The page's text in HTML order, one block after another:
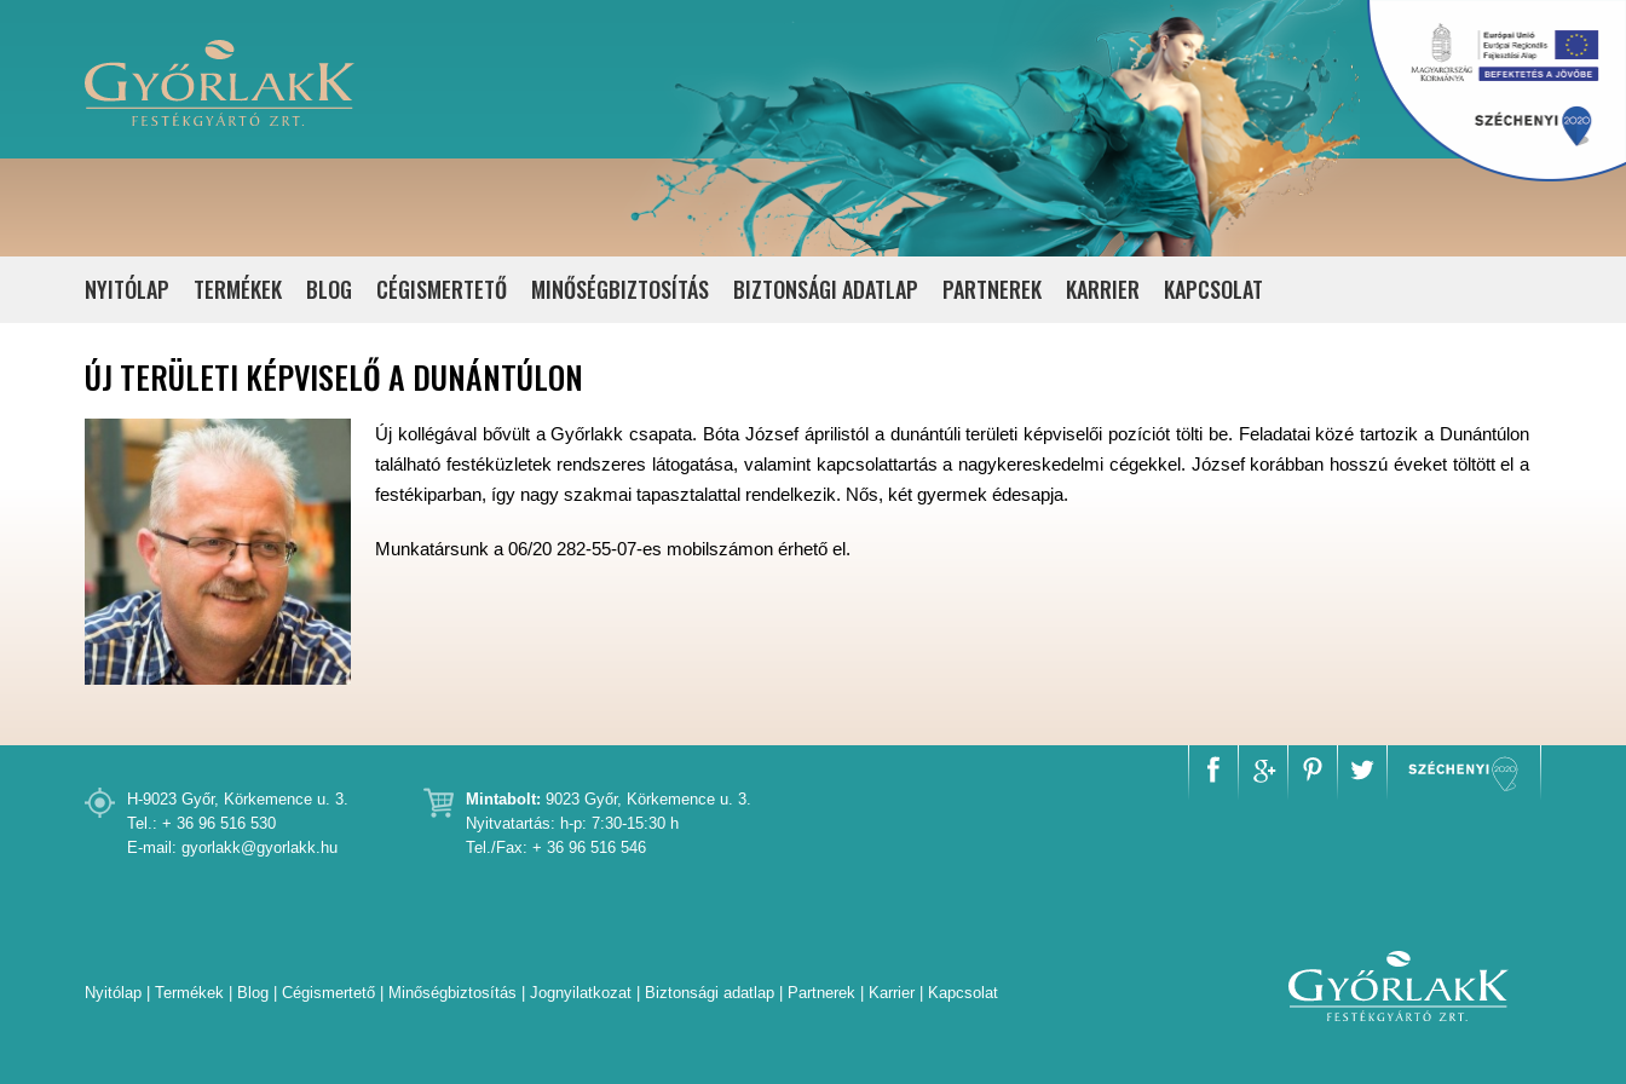
NYITÓLAP TERMÉKEK BLOG CÉGISMERTETŐ MINŐSÉGBIZTOSÍTÁS BIZTONSÁGI ADATLAP PARTNEREK KARRIER KAPCSOLAT
ÚJ TERÜLETI KÉPVISELŐ A DUNÁNTÚLON
Új kollégával bővült a Győrlakk csapata. Bóta József áprilistól a dunántúli területi képviselői pozíciót tölti be. Feladatai közé tartozik a Dunántúlon
található festéküzletek rendszeres látogatása, valamint kapcsolattartás a nagykereskedelmi cégekkel. József korábban hosszú éveket töltött el a
festékiparban, így nagy szakmai tapasztalattal rendelkezik. Nős, két gyermek édesapja.
Munkatársunk a 06/20 282-55-07-es mobilszámon érhető el.
H-9023 Győr, Körkemence u. 3.
Tel.: + 36 96 516 530
E-mail: gyorlakk@gyorlakk.hu
Mintabolt: 9023 Győr, Körkemence u. 3.
Nyitvatartás: h-p: 7:30-15:30 h
Tel./Fax: + 36 96 516 546
Nyitólap Termékek Blog Cégismertető Minőségbiztosítás Jognyilatkozat Biztonsági adatlap Partnerek Karrier Kapcsolat